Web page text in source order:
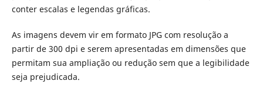
conter escalas e legendas gráficas.
As imagens devem vir em formato JPG com resolução a
partir de 300 dpi e serem apresentadas em dimensões que
permitam sua ampliação ou redução sem que a legibilidade
seja prejudicada.